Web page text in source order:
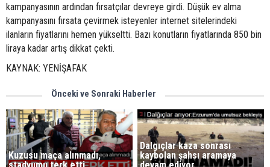
kampanyasının ardından fırsatçılar devreye girdi. Düşük ev alma
kampanyasını fırsata çevirmek isteyenler internet sitelerindeki
ilanların fiyatlarını hemen yükseltti. Bazı konutların fiyatlarında 850 bin
liraya kadar artış dikkat çekti.
KAYNAK: YENİŞAFAK
Önceki ve Sonraki Haberler
Kuzusu maça alınmadı,
stadyumu terk etti
Dalgıçlar kaza sonrası
kaybolan şahsı aramaya
devam ediyor